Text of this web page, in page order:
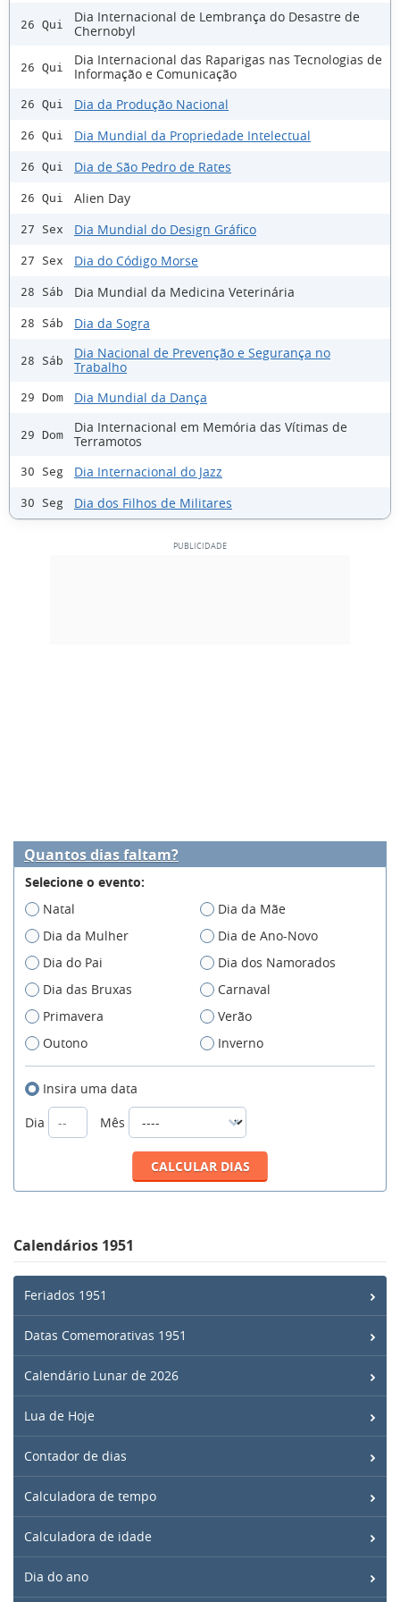
26 Qui
Dia Internacional de Lembrança do Desastre de
Chernobyl
26 Qui
Dia Internacional das Raparigas nas Tecnologias de
Informação e Comunicação
26 Qui Dia da Produção Nacional
26 Qui Dia Mundial da Propriedade Intelectual
26 Qui Dia de São Pedro de Rates
26 Qui Alien Day
27 Sex Dia Mundial do Design Gráfico
27 Sex Dia do Código Morse
28 Sáb Dia Mundial da Medicina Veterinária
28 Sáb Dia da Sogra
28 Sáb
Dia Nacional de Prevenção e Segurança no
Trabalho
29 Dom Dia Mundial da Dança
29 Dom
Dia Internacional em Memória das Vítimas de
Terramotos
30 Seg Dia Internacional do Jazz
30 Seg Dia dos Filhos de Militares
Quantos dias faltam?
Selecione o evento:
Natal
Dia da Mãe
Dia da Mulher
Dia de Ano-Novo
Dia do Pai
Dia dos Namorados
Dia das Bruxas
Carnaval
Primavera
Verão
Outono
Inverno
Insira uma data
Dia
Mês
Calendários 1951
Feriados 1951
Datas Comemorativas 1951
Calendário Lunar de 2026
Lua de Hoje
Contador de dias
Calculadora de tempo
Calculadora de idade
Dia do ano